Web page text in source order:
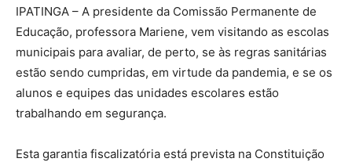
IPATINGA – A presidente da Comissão Permanente de
Educação, professora Mariene, vem visitando as escolas
municipais para avaliar, de perto, se às regras sanitárias
estão sendo cumpridas, em virtude da pandemia, e se os
alunos e equipes das unidades escolares estão
trabalhando em segurança.
Esta garantia fiscalizatória está prevista na Constituição